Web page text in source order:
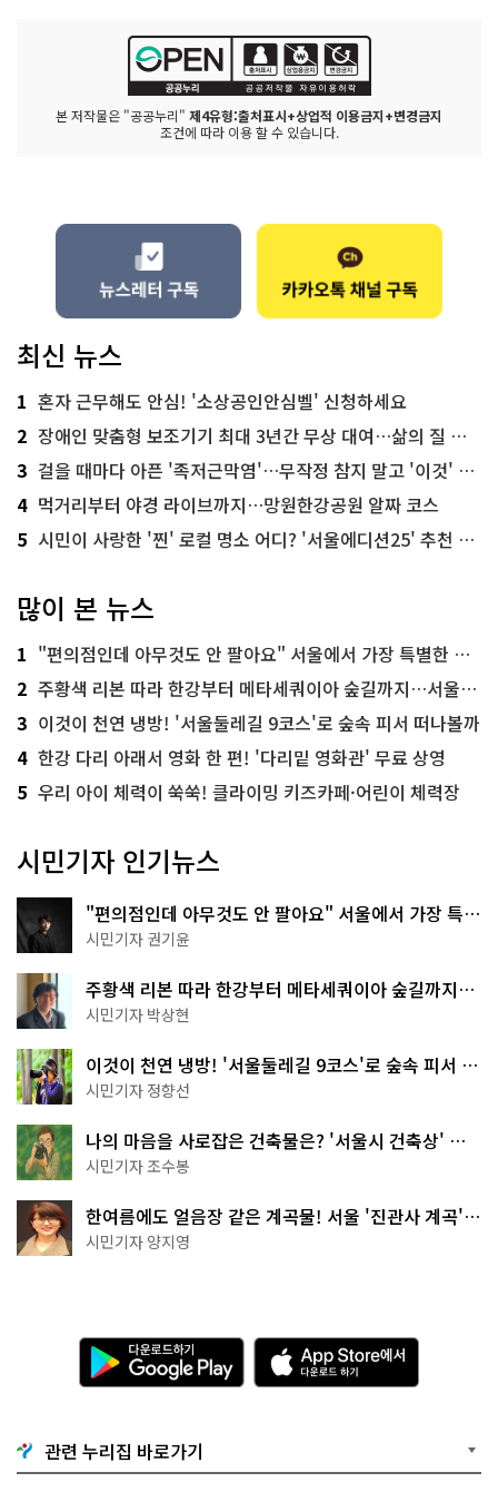
본 저작물은 "공공누리" 제4유형:출처표시+상업적 이용금지+변경금지
조건에 따라 이용 할 수 있습니다.
최신 뉴스
1 혼자 근무해도 안심! '소상공인안심벨' 신청하세요
2 장애인 맞춤형 보조기기 최대 3년간 무상 대여…삶의 질 높인다
3 걸을 때마다 아픈 '족저근막염'…무작정 참지 말고 '이것' 해보세요!
4 먹거리부터 야경 라이브까지…망원한강공원 알짜 코스
5 시민이 사랑한 '찐' 로컬 명소 어디? '서울에디션25' 추천 코스
많이 본 뉴스
1 "편의점인데 아무것도 안 팔아요" 서울에서 가장 특별한 편의점의 정체
2 주황색 리본 따라 한강부터 메타세쿼이아 숲길까지…서울둘레길 15코스
3 이것이 천연 냉방! '서울둘레길 9코스'로 숲속 피서 떠나볼까
4 한강 다리 아래서 영화 한 편! '다리밑 영화관' 무료 상영
5 우리 아이 체력이 쑥쑥! 클라이밍 키즈카페·어린이 체력장
시민기자 인기뉴스
"편의점인데 아무것도 안 팔아요" 서울에서 가장 특별
한 편의점의 정체
시민기자 권기윤
주황색 리본 따라 한강부터 메타세쿼이아 숲길까지…
서울둘레길 15코스
시민기자 박상현
이것이 천연 냉방! '서울둘레길 9코스'로 숲속 피서 떠
나볼까
시민기자 정향선
나의 마음을 사로잡은 건축물은? '서울시 건축상' 수
상작 공개!
시민기자 조수봉
한여름에도 얼음장 같은 계곡물! 서울 '진관사 계곡'이
천국이네~
시민기자 양지영
다
운
로
기
G
o
A
p
p
e
관련 누리집 바로가기